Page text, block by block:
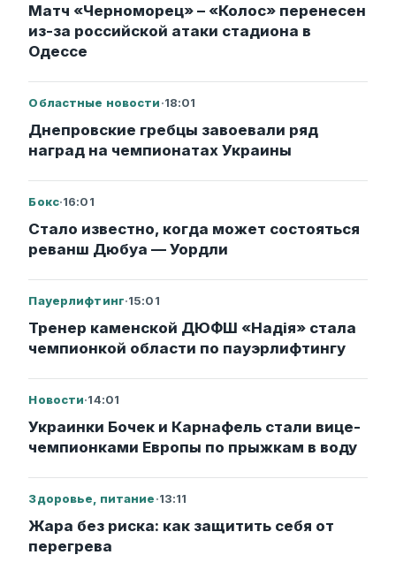
Матч «Черноморец» – «Колос» перенесен
из-за российской атаки стадиона в
Одессе
Областные новости·18:01
Днепровские гребцы завоевали ряд
наград на чемпионатах Украины
Бокс·16:01
Стало известно, когда может состояться
реванш Дюбуа — Уордли
Пауерлифтинг·15:01
Тренер каменской ДЮФШ «Надія» стала
чемпионкой области по пауэрлифтингу
Новости·14:01
Украинки Бочек и Карнафель стали вице-
чемпионками Европы по прыжкам в воду
Здоровье, питание·13:11
Жара без риска: как защитить себя от
перегрева